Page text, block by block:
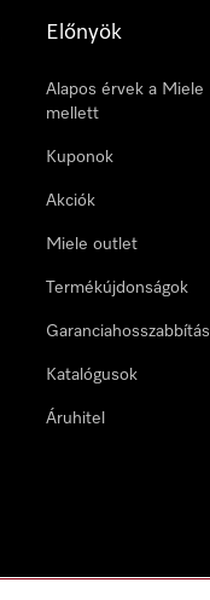
Előnyök
Alapos érvek a Miele
mellett
Kuponok
Akciók
Miele outlet
Termékújdonságok
Garanciahosszabbítás
Katalógusok
Áruhitel